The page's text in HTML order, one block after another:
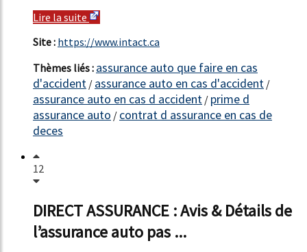
Lire la suite
Site : https://www.intact.ca
Thèmes liés : assurance auto que faire en cas
d'accident / assurance auto en cas d'accident /
assurance auto en cas d accident / prime d
assurance auto / contrat d assurance en cas de
deces
12
DIRECT ASSURANCE : Avis & Détails de
l’assurance auto pas ...